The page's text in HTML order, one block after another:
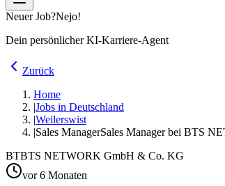
Neuer Job?Nejo!
Dein persönlicher KI-Karriere-Agent
Zurück
Home
|Jobs in Deutschland
|Weilerswist
|Sales ManagerSales Manager bei BTS
BTBTS NETWORK GmbH & Co. KG
vor 6 Monaten